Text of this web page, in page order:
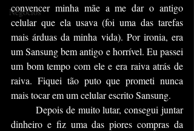
Negócios
convencer minha mãe a me dar o antigo
celular que ela usava (foi uma das tarefas
mais árduas da minha vida). Por ironia, era
um Sansung bem antigo e horrível. Eu passei
um bom tempo com ele e era raiva atrás de
raiva. Fiquei tão puto que prometi nunca
mais tocar em um celular escrito Sansung.
dinheiro e fiz uma das piores compras da